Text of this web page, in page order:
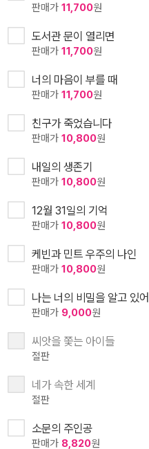
판매가 11,700원
도서관 문이 열리면
판매가 11,700원
너의 마음이 부를 때
판매가 11,700원
친구가 죽었습니다
판매가 10,800원
내일의 생존기
판매가 10,800원
12월 31일의 기억
판매가 10,800원
케빈과 민트 우주의 나인
판매가 10,800원
나는 너의 비밀을 알고 있어
판매가 9,000원
씨앗을 쫓는 아이들
절판
네가 속한 세계
절판
소문의 주인공
판매가 8,820원